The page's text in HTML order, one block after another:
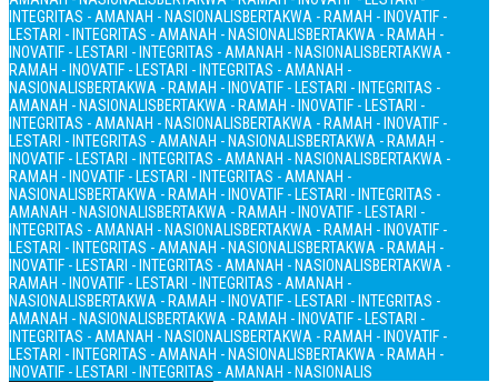
INTEGRITAS - AMANAH - NASIONALISBERTAKWA - RAMAH - INOVATIF -
LESTARI - INTEGRITAS - AMANAH - NASIONALISBERTAKWA - RAMAH -
INOVATIF - LESTARI - INTEGRITAS - AMANAH - NASIONALISBERTAKWA -
RAMAH - INOVATIF - LESTARI - INTEGRITAS - AMANAH -
NASIONALISBERTAKWA - RAMAH - INOVATIF - LESTARI - INTEGRITAS -
AMANAH - NASIONALISBERTAKWA - RAMAH - INOVATIF - LESTARI -
INTEGRITAS - AMANAH - NASIONALISBERTAKWA - RAMAH - INOVATIF -
LESTARI - INTEGRITAS - AMANAH - NASIONALISBERTAKWA - RAMAH -
INOVATIF - LESTARI - INTEGRITAS - AMANAH - NASIONALISBERTAKWA -
RAMAH - INOVATIF - LESTARI - INTEGRITAS - AMANAH -
NASIONALISBERTAKWA - RAMAH - INOVATIF - LESTARI - INTEGRITAS -
AMANAH - NASIONALISBERTAKWA - RAMAH - INOVATIF - LESTARI -
INTEGRITAS - AMANAH - NASIONALISBERTAKWA - RAMAH - INOVATIF -
LESTARI - INTEGRITAS - AMANAH - NASIONALISBERTAKWA - RAMAH -
INOVATIF - LESTARI - INTEGRITAS - AMANAH - NASIONALISBERTAKWA -
RAMAH - INOVATIF - LESTARI - INTEGRITAS - AMANAH -
NASIONALISBERTAKWA - RAMAH - INOVATIF - LESTARI - INTEGRITAS -
AMANAH - NASIONALISBERTAKWA - RAMAH - INOVATIF - LESTARI -
INTEGRITAS - AMANAH - NASIONALISBERTAKWA - RAMAH - INOVATIF -
LESTARI - INTEGRITAS - AMANAH - NASIONALISBERTAKWA - RAMAH -
INOVATIF - LESTARI - INTEGRITAS - AMANAH - NASIONALIS